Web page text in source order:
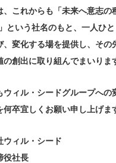
、これからも「未来へ意志の
という社名のもと、一人ひ
、変化する場を提供し、その
の創出に取り組んでまいりま
ウィル・シードグループへの
何卒宜しくお願い申し上げま
ウィル・シード
役社長